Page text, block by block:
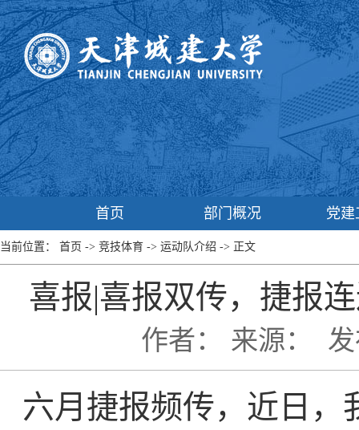
首页 部门概况 党建
当前位置： 首页 -> 竞技体育 -> 运动队介绍 -> 正文
喜报|喜报双传，捷报
作者： 来源：
六月捷报频传，近日，